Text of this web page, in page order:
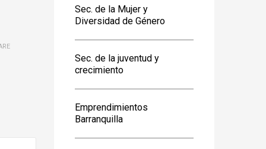
Sec. de la Mujer y
Diversidad de Género
Sec. de la juventud y
crecimiento
Emprendimientos
Barranquilla